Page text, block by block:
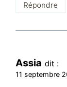
Répondre
Assia dit :
11 septembre